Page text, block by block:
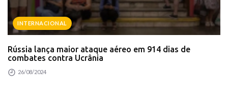
INTERNACIONAL
Rússia lança maior ataque aéreo em 914 dias de
combates contra Ucrânia
26/08/2024